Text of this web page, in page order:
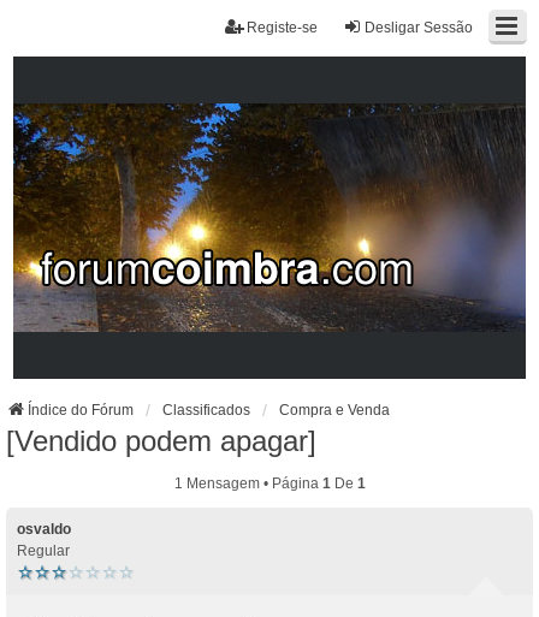
Desligar Sessão
Registe-se
Índice do Fórum Classificados Compra e Venda
[Vendido podem apagar]
1 Mensagem • Página 1De 1
osvaldo
Regular